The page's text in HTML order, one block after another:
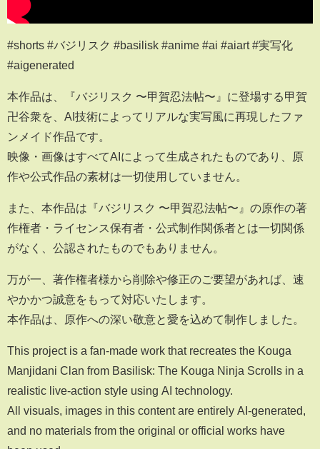
#shorts #バジリスク #basilisk #anime #ai #aiart #実写化
#aigenerated
本作品は、『バジリスク 〜甲賀忍法帖〜』に登場する甲賀
卍谷衆を、AI技術によってリアルな実写風に再現したファ
ンメイド作品です。
映像・画像はすべてAIによって生成されたものであり、原
作や公式作品の素材は一切使用していません。
また、本作品は『バジリスク 〜甲賀忍法帖〜』の原作の著
作権者・ライセンス保有者・公式制作関係者とは一切関係
がなく、公認されたものでもありません。
万が一、著作権者様から削除や修正のご要望があれば、速
やかかつ誠意をもって対応いたします。
本作品は、原作への深い敬意と愛を込めて制作しました。
This project is a fan-made work that recreates the Kouga
Manjidani Clan from Basilisk: The Kouga Ninja Scrolls in a
realistic live-action style using AI technology.
All visuals, images in this content are entirely AI-generated,
and no materials from the original or official works have